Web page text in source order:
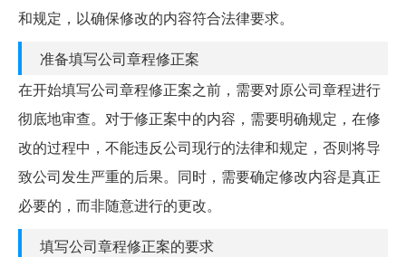
和规定，以确保修改的内容符合法律要求。
准备填写公司章程修正案
在开始填写公司章程修正案之前，需要对原公司章程进行
彻底地审查。对于修正案中的内容，需要明确规定，在修
改的过程中，不能违反公司现行的法律和规定，否则将导
致公司发生严重的后果。同时，需要确定修改内容是真正
必要的，而非随意进行的更改。
填写公司章程修正案的要求